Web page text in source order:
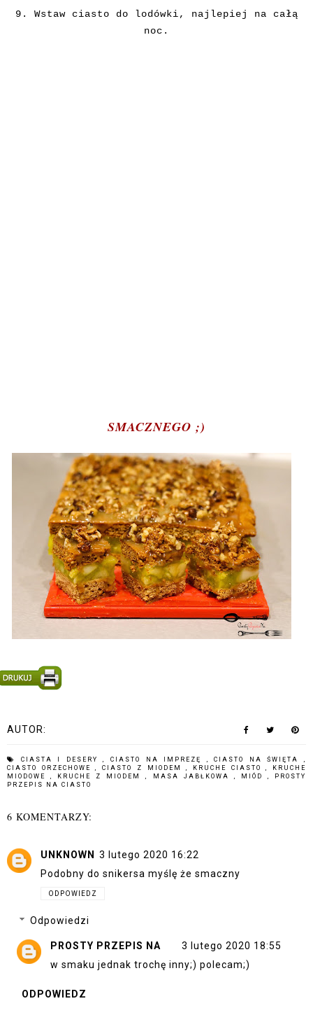
9. Wstaw ciasto do lodówki, najlepiej na całą
noc.
SMACZNEGO ;)
AUTOR:
CIASTA I DESERY, CIASTO NA IMPREZĘ ,CIASTO NA ŚWIĘTA,
CIASTO ORZECHOWE,CIASTO Z MIODEM, KRUCHE CIASTO, KRUCHE
MIODOWE, KRUCHE Z MIODEM, MASA JABŁKOWA , MIÓD , PROSTY
PRZEPIS NA CIASTO
6 KOMENTARZY:
UNKNOWN
3 lutego 2020 16:22
Podobny do snikersa myślę że smaczny
ODPOWIEDZ
Odpowiedzi
PROSTY PRZEPIS NA
3 lutego 2020 18:55
w smaku jednak trochę inny;) polecam;)
ODPOWIEDZ